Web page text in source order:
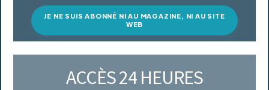
JE NE SUIS ABONNÉ NI AU MAGAZINE, NI AU SITE
WEB
ACCÈS 24 HEURES